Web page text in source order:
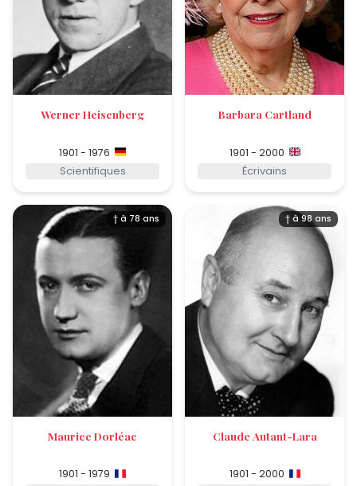
Werner Heisenberg
1901 - 1976
Scientifiques
Barbara Cartland
1901 - 2000
Écrivains
† à 78 ans
Maurice Dorléac
1901 - 1979
† à 98 ans
Claude Autant-Lara
1901 - 2000